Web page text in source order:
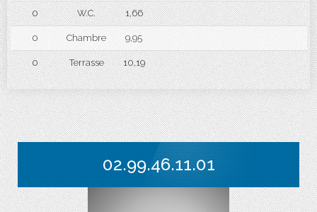
0 W.C. 1,66
0 Chambre 9,95
0 Terrasse 10,19
02.99.46.11.01